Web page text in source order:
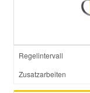
Regelintervall
Zusatzarbeiten